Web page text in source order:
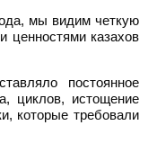
мы видим четкую
ценностями казахов
постоянное
циклов, истощение
которые требовали